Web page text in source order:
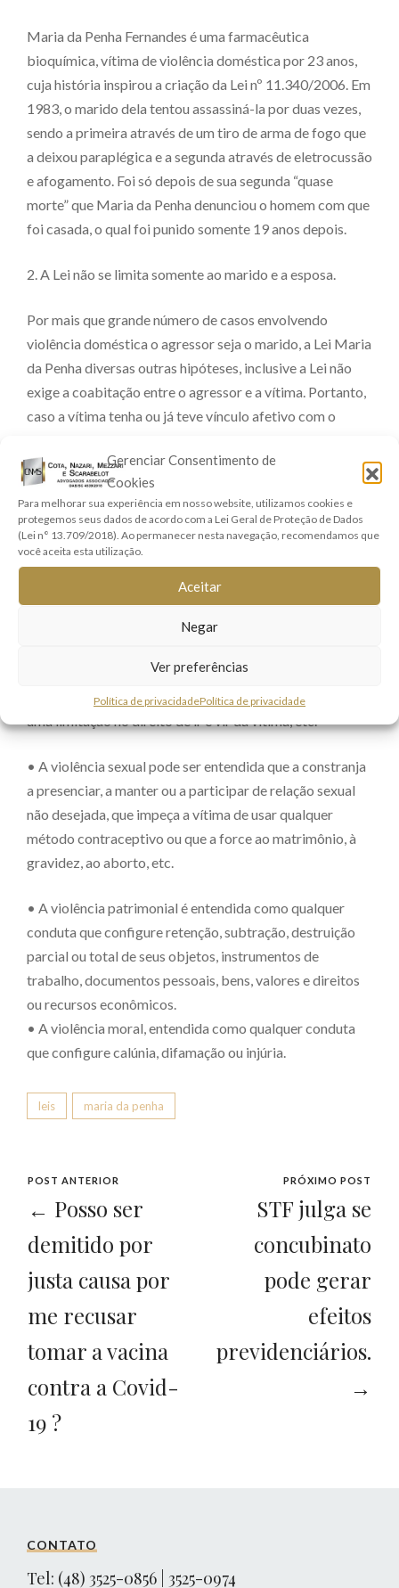
Gerenciar Consentimento de
Cookies
Para melhorar sua experiência em nosso website, utilizamos cookies e
protegemos seus dados de acordo com a Lei Geral de Proteção de Dados
(Lei n° 13.709/2018). Ao permanecer nesta navegação, recomendamos que
você aceita esta utilização.
Aceitar
Negar
Ver preferências
Política de privacidadePolítica de privacidade
Maria da Penha Fernandes é uma farmacêutica
bioquímica, vítima de violência doméstica por 23 anos,
cuja história inspirou a criação da Lei nº 11.340/2006. Em
1983, o marido dela tentou assassiná-la por duas vezes,
sendo a primeira através de um tiro de arma de fogo que
a deixou paraplégica e a segunda através de eletrocussão
e afogamento. Foi só depois de sua segunda “quase
morte” que Maria da Penha denunciou o homem com que
foi casada, o qual foi punido somente 19 anos depois.
2. A Lei não se limita somente ao marido e a esposa.
Por mais que grande número de casos envolvendo
violência doméstica o agressor seja o marido, a Lei Maria
da Penha diversas outras hipóteses, inclusive a Lei não
exige a coabitação entre o agressor e a vítima. Portanto,
caso a vítima tenha ou já teve vínculo afetivo com o
sogro, cunhado ou até mesmo um amigo, a situação está
dentro da Lei Maria da Penha.
3. Vai além da Violência Física.
A Lei Maria da Penha abrange muito mais do que a
agressão física, havendo previsão legal para a violência
psicológica, a violência sexual, patrimonial e moral.
• A violência psicológica é qualquer conduta que lhe
cause dano emocional e diminuição da autoestima ou
uma limitação no direito de ir e vir da vítima, etc.
• A violência sexual pode ser entendida que a constranja
a presenciar, a manter ou a participar de relação sexual
não desejada, que impeça a vítima de usar qualquer
método contraceptivo ou que a force ao matrimônio, à
gravidez, ao aborto, etc.
• A violência patrimonial é entendida como qualquer
conduta que configure retenção, subtração, destruição
parcial ou total de seus objetos, instrumentos de
trabalho, documentos pessoais, bens, valores e direitos
ou recursos econômicos.
• A violência moral, entendida como qualquer conduta
que configure calúnia, difamação ou injúria.
leis maria da penha
POST ANTERIOR
← Posso ser
demitido por
justa causa por
me recusar
tomar a vacina
contra a Covid-
19 ?
PRÓXIMO POST
STF julga se
concubinato
pode gerar
efeitos
previdenciários.
→
CONTATO
Tel: (48) 3525-0856 | 3525-0974